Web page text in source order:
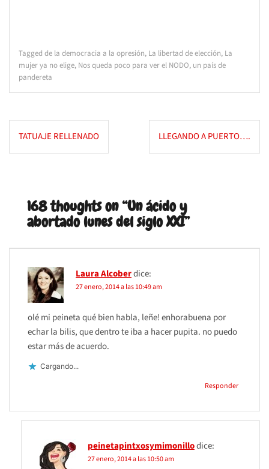
Tagged de la democracia a la opresión, La libertad de elección, La
mujer ya no elige, Nos queda poco para ver el NODO, un país de
pandereta
Navegación
de
TATUAJE RELLENADO LLEGANDO A PUERTO….
168 thoughts on “Un ácido y
abortado lunes del siglo XXI”
Laura Alcoberdice:
27 enero, 2014 a las 10:49 am
olé mi peineta qué bien habla, leñe! enhorabuena por
echar la bilis, que dentro te iba a hacer pupita. no puedo
estar más de acuerdo.
Cargando...
Responder
peinetapintxosymimonillodice:
27 enero, 2014 a las 10:50 am